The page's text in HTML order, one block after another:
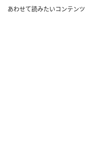
あわせて読みたいコンテンツ